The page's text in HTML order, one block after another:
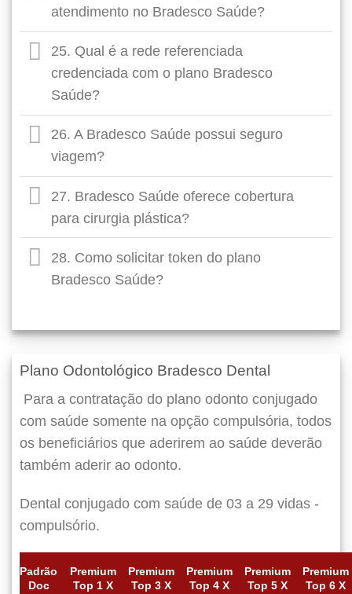
atendimento no Bradesco Saúde?
25. Qual é a rede referenciada
credenciada com o plano Bradesco
Saúde?
26. A Bradesco Saúde possui seguro
viagem?
27. Bradesco Saúde oferece cobertura
para cirurgia plástica?
28. Como solicitar token do plano
Bradesco Saúde?
Plano Odontológico Bradesco Dental
Para a contratação do plano odonto conjugado
com saúde somente na opção compulsória, todos
os beneficiários que aderirem ao saúde deverão
também aderir ao odonto.
Dental conjugado com saúde de 03 a 29 vidas -
compulsório.
Padrão
Doc
Premium
Top 1 X
Premium
Top 3 X
Premium
Top 4 X
Premium
Top 5 X
Premium
Top 6 X